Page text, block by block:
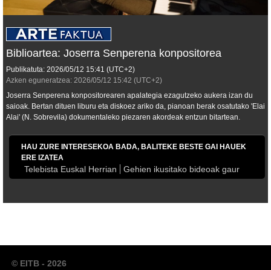
Biblioartea: Joserra Senperena konpositorea
Publikatuta: 2026/05/12 15:41 (UTC+2)
Azken eguneratzea: 2026/05/12 15:42 (UTC+2)
Joserra Senperena konpositorearen apalategia ezagutzeko aukera izan du
saioak. Bertan dituen liburu eta diskoez ariko da, pianoan berak osatutako 'Elai
Alai' (N. Sobrevila) dokumentaleko piezaren akordeak entzun bitartean.
HAU ZURE INTERESEKOA BADA, BALITEKE BESTE GAI HAUEK
ERE IZATEA
Telebista Euskal Herrian Gehien ikusitako bideoak gaur
© EITB - 2026